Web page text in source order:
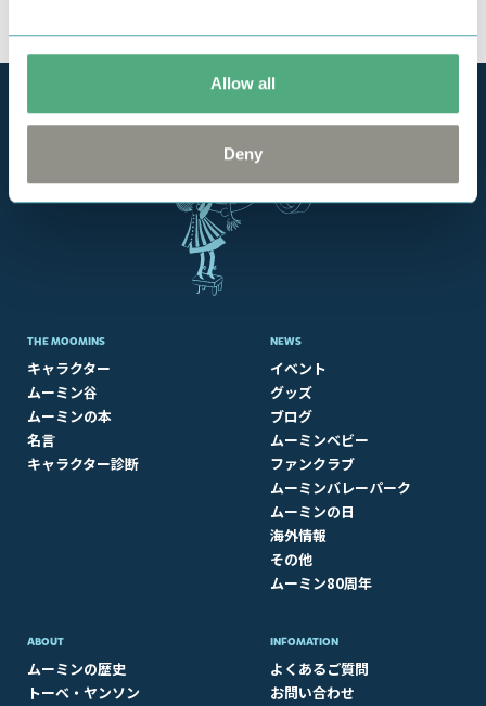
Allow all
Deny
THE MOOMINS
キャラクター
ムーミン谷
ムーミンの本
名言
キャラクター診断
NEWS
イベント
グッズ
ブログ
ムーミンベビー
ファンクラブ
ムーミンバレーパーク
ムーミンの日
海外情報
その他
ムーミン80周年
ABOUT​
ムーミンの歴史
トーベ・ヤンソン
INFOMATION
よくあるご質問
お問い合わせ